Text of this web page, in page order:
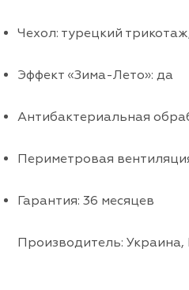
Чехол: турецкий
Эффект «Зима-Лето»: да
Антибактериальная
Периметровая
Гарантия: 36 месяцев
Производитель: Украина,